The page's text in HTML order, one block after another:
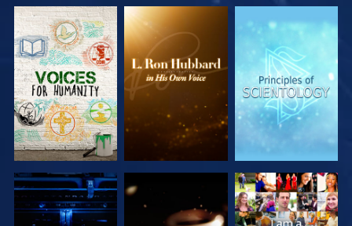
SERIE
ENTDECKEN
SERIE
ENTDECKEN
SERIE
ENTDECKEN
SERIE
SERIE
ANSEHEN